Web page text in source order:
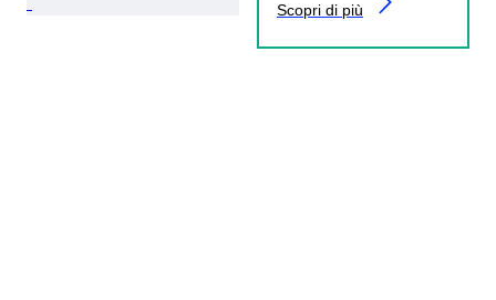
Scopri di più